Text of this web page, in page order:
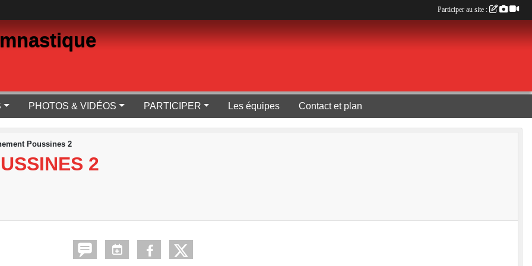
PHOTOS & VIDÉOS PARTICIPER Les équipes Contact et plan
Poussines 2
2
Participer au site :